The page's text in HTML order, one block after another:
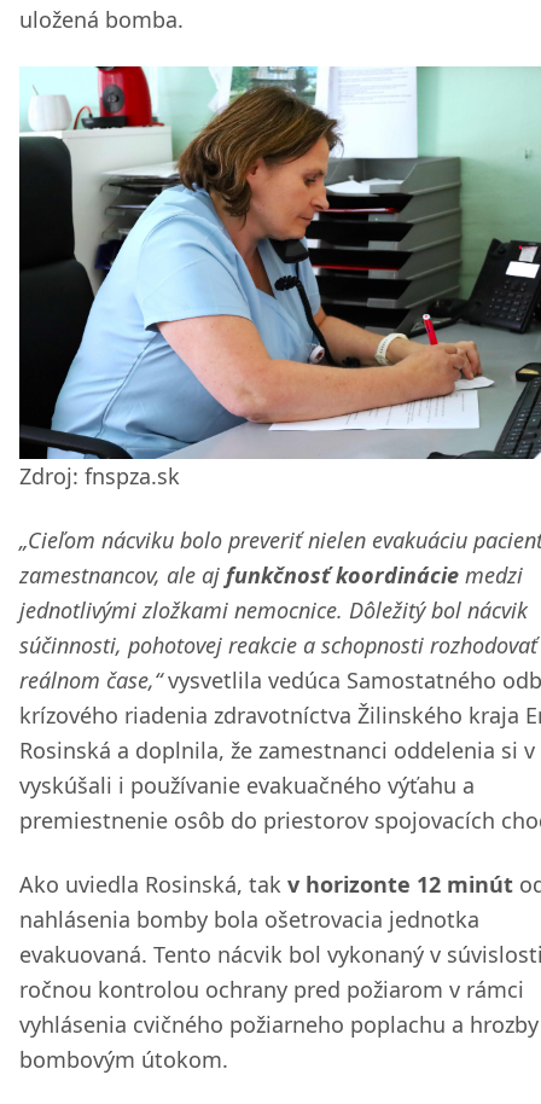
uložená bomba.
Zdroj: fnspza.sk
„Cieľom nácviku bolo preveriť nielen evakuáciu
zamestnancov, ale aj funkčnosť koordinácie medzi
jednotlivými zložkami nemocnice. Dôležitý bol nácvik
súčinnosti, pohotovej reakcie a schopnosti
reálnom čase,“vysvetlila vedúca Samostatného
krízového riadenia zdravotníctva Žilinského kraja
Rosinská a doplnila, že zamestnanci oddelenia si
vyskúšali i používanie evakuačného výťahu a
premiestnenie osôb do priestorov spojovacích
Ako uviedla Rosinská, tak v horizonte 12 minút
nahlásenia bomby bola ošetrovacia jednotka
evakuovaná. Tento nácvik bol vykonaný v
ročnou kontrolou ochrany pred požiarom v rámci
vyhlásenia cvičného požiarneho poplachu a hrozby
bombovým útokom.